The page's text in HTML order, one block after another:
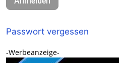
Passwort vergessen
-Werbeanzeige-